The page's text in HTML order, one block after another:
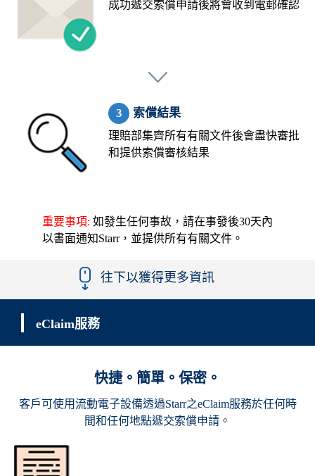
成功遞交索償申請後將會收到電郵確認
索償結果
理賠部集齊所有有關文件後會盡快審批
和提供索償審核結果
重要事項: 如發生任何事故，請在事發後30天內
以書面通知Starr，並提供所有有關文件。
往下以獲得更多資訊
eClaim服務
快捷。簡單。保密。
客戶可使用流動電子設備透過Starr之eClaim服務於任何時
間和任何地點遞交索償申請。